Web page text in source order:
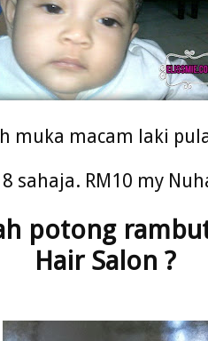
muka macam laki
sahaja. RM10 my
potong
Hair Salon ?